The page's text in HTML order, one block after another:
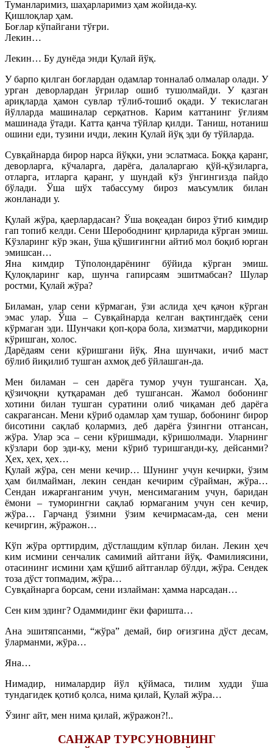
Туманларимиз, шаҳарларимиз ҳам жойида-ку.
Қишлоқлар ҳам.
Боғлар кўпайгани тўғри.
Лекин…
Лекин… Бу дунёда энди Қулай йўқ.
У барпо қилган боғлардан одамлар тонналаб олмалар олади. У
урган деворлардан ўғрилар ошиб тушолмайди. У қазган
ариқларда ҳамон сувлар тўлиб-тошиб оқади. У текислаган
йўлларда машиналар серқатнов. Карим каттанинг ўғлиям
машинада ўтади. Катта қанча тўйлар қилди. Таниш, нотаниш
ошини еди, тузини ичди, лекин Қулай йўқ эди бу тўйларда.
Сувқайнарда бирор нарса йўқки, уни эслатмаса. Боққа қаранг,
деворларга, кўчаларга, дарёга, далаларгаю қўй-қўзиларга,
отларга, итларга қаранг, у шундай кўз ўнгингизда пайдо
бўлади. Ўша шўх табассуму бироз маъсумлик билан
жонланади у.
Қулай жўра, қаерлардасан? Ўша воқеадан бироз ўтиб кимдир
гап топиб келди. Сени Шерободнинг қирларида кўрган эмиш.
Кўзларинг кўр экан, ўша қўшиғингни айтиб мол боқиб юрган
эмишсан…
Яна кимдир Тўполондарёнинг бўйида кўрган эмиш.
Қулоқларинг кар, шунча гапирсаям эшитмабсан? Шулар
ростми, Қулай жўра?
Биламан, улар сени кўрмаган, ўзи аслида ҳеч қачон кўрган
эмас улар. Ўша – Сувқайнарда келган вақтингдаёқ сени
кўрмаган эди. Шунчаки қоп-қора бола, хизматчи, мардикорни
кўришган, холос.
Дарёдаям сени кўришгани йўқ. Яна шунчаки, ичиб маст
бўлиб йиқилиб тушган ахмоқ деб ўйлашган-да.
Мен биламан – сен дарёга тумор учун тушгансан. Ҳа,
қўзичоқни қутқараман деб тушгансан. Жамол бобонинг
хотини билан тушган суратини олиб чиқаман деб дарёга
сакрагансан. Мени кўриб одамлар ҳам тушар, бобонинг бирор
бисотини сақлаб қолармиз, деб дарёга ўзингни отгансан,
жўра. Улар эса – сени кўришмади, кўришолмади. Уларнинг
кўзлари бор эди-ку, мени кўриб туришганди-ку, дейсанми?
Ҳех, ҳех, ҳех…
Қулай жўра, сен мени кечир… Шунинг учун кечирки, ўзим
ҳам билмайман, лекин сендан кечирим сўрайман, жўра…
Сендан ижарғанганим учун, менсимаганим учун, баридан
ёмони – туморингни сақлаб юрмаганим учун сен кечир,
жўра… Гарчанд ўзимни ўзим кечирмасам-да, сен мени
кечиргин, жўражон…
Кўп жўра орттирдим, дўстлашдим кўплар билан. Лекин ҳеч
ким исмини сенчалик самимий айтгани йўқ. Фамилиясини,
отасининг исмини ҳам қўшиб айтганлар бўлди, жўра. Сендек
тоза дўст топмадим, жўра…
Сувқайнарга борсам, сени излайман: ҳамма нарсадан…
Сен ким эдинг? Одаммидинг ёки фаришта…
Ана эшитяпсанми, “жўра” демай, бир оғизгина дўст десам,
ўларманми, жўра…
Яна…
Нимадир, нималардир йўл қўймаса, тилим худди ўша
тундагидек қотиб қолса, нима қилай, Қулай жўра…
Ўзинг айт, мен нима қилай, жўражон?!..
САНЖАР ТУРСУНОВНИНГ